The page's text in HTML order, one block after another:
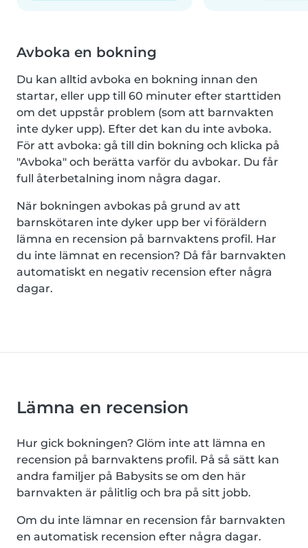
Avboka en bokning
Du kan alltid avboka en bokning innan den
startar, eller upp till 60 minuter efter starttiden
om det uppstår problem (som att barnvakten
inte dyker upp). Efter det kan du inte avboka.
För att avboka: gå till din bokning och klicka på
"Avboka" och berätta varför du avbokar. Du får
full återbetalning inom några dagar.
När bokningen avbokas på grund av att
barnskötaren inte dyker upp ber vi föräldern
lämna en recension på barnvaktens profil. Har
du inte lämnat en recension? Då får barnvakten
automatiskt en negativ recension efter några
dagar.
Lämna en recension
Hur gick bokningen? Glöm inte att lämna en
recension på barnvaktens profil. På så sätt kan
andra familjer på Babysits se om den här
barnvakten är pålitlig och bra på sitt jobb.
Om du inte lämnar en recension får barnvakten
en automatisk recension efter några dagar.